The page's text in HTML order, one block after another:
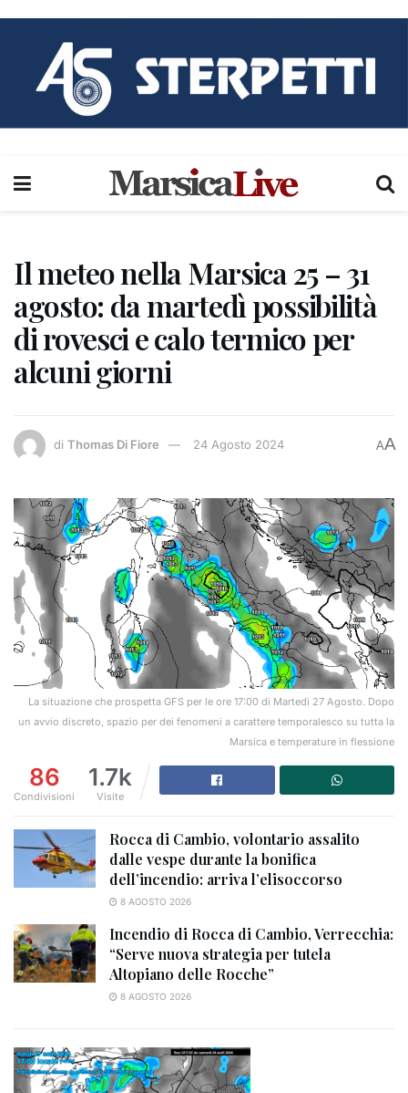
Il meteo nella Marsica 25 – 31
agosto: da martedì possibilità
di rovesci e calo termico per
alcuni giorni
di Thomas Di Fiore 24 Agosto 2024 AA
La situazione che prospetta GFS per le ore 17:00 di Martedì 27 Agosto. Dopo
un avvio discreto, spazio per dei fenomeni a carattere temporalesco su tutta la
Marsica e temperature in flessione
86
Condivisioni
1.7k
Visite
Rocca di Cambio, volontario assalito
dalle vespe durante la bonifica
dell’incendio: arriva l’elisoccorso
8 AGOSTO 2026
Incendio di Rocca di Cambio, Verrecchia:
“Serve nuova strategia per tutela
Altopiano delle Rocche”
8 AGOSTO 2026